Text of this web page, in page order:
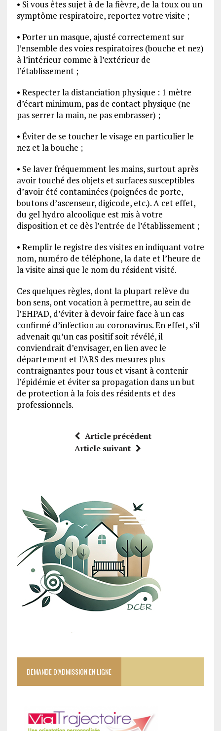
• Si vous êtes sujet à de la fièvre, de la toux ou un
symptôme respiratoire, reportez votre visite ;
• Porter un masque, ajusté correctement sur
l’ensemble des voies respiratoires (bouche et nez)
à l’intérieur comme à l’extérieur de
l’établissement ;
• Respecter la distanciation physique : 1 mètre
d’écart minimum, pas de contact physique (ne
pas serrer la main, ne pas embrasser) ;
• Éviter de se toucher le visage en particulier le
nez et la bouche ;
• Se laver fréquemment les mains, surtout après
avoir touché des objets et surfaces susceptibles
d’avoir été contaminées (poignées de porte,
boutons d’ascenseur, digicode, etc.). A cet effet,
du gel hydro alcoolique est mis à votre
disposition et ce dès l’entrée de l’établissement ;
• Remplir le registre des visites en indiquant votre
nom, numéro de téléphone, la date et l’heure de
la visite ainsi que le nom du résident visité.
Ces quelques règles, dont la plupart relève du
bon sens, ont vocation à permettre, au sein de
l’EHPAD, d’éviter à devoir faire face à un cas
confirmé d’infection au coronavirus. En effet, s’il
advenait qu’un cas positif soit révélé, il
conviendrait d’envisager, en lien avec le
département et l’ARS des mesures plus
contraignantes pour tous et visant à contenir
l’épidémie et éviter sa propagation dans un but
de protection à la fois des résidents et des
professionnels.
Article précédent
Article suivant
DEMANDE D’ADMISSION EN LIGNE